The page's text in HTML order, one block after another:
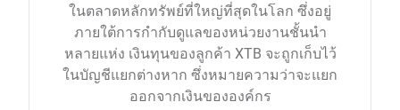
ในตลาดหลักทรัพย์ที่ใหญ่ที่สุดในโลก ซึ่งอยู่
ภายใต้การกำกับดูแลของหน่วยงานชั้นนำ
หลายแห่ง เงินทุนของลูกค้า XTB จะถูกเก็บไว้
ในบัญชีแยกต่างหาก ซึ่งหมายความว่าจะแยก
ออกจากเงินขององค์กร